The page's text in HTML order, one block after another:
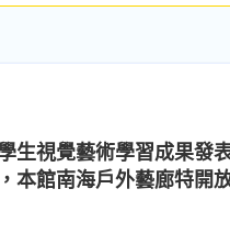
生視覺藝術學習成果發
本館南海戶外藝廊特開